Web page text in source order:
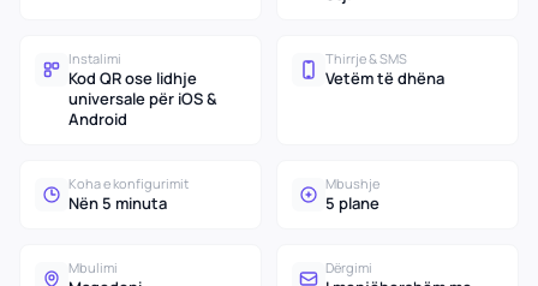
Instalimi
Kod QR ose lidhje
universale për iOS &
Android
Thirrje & SMS
Vetëm të dhëna
Koha e konfigurimit
Nën 5 minuta
Mbushje
5 plane
Mbulimi Dërgimi